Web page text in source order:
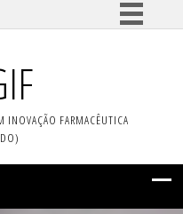
Comunica BR
Acesso à informação
INOVAÇÃO FARMACÊUTICA